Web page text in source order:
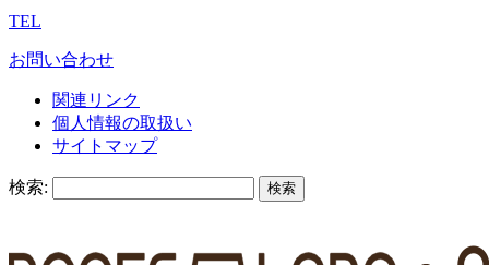
TEL
お問い合わせ
関連リンク
個人情報の取扱い
サイトマップ
検索: